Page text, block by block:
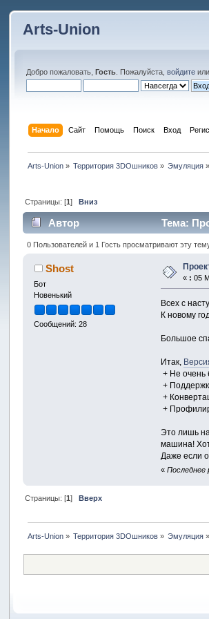
Arts-Union
Добро пожаловать,Гость . Пожалуйста,войдите
Начало Сайт Помощь Поиск Вход
Arts-Union» Территория 3DOшников » Эмуляция »
Страницы: [1] Вниз
Автор Тема:
0 Пользователей и 1 Гость просматривают эту
Shost
Бот
Новенький
Сообщений: 28
« : 05
Всех с
К новому
Большое
Итак,
+ Не очень
+
+
+
Это лишь
машина!
Даже если
«Последнее
Страницы: [1] Вверх
Arts-Union» Территория 3DOшников » Эмуляция »